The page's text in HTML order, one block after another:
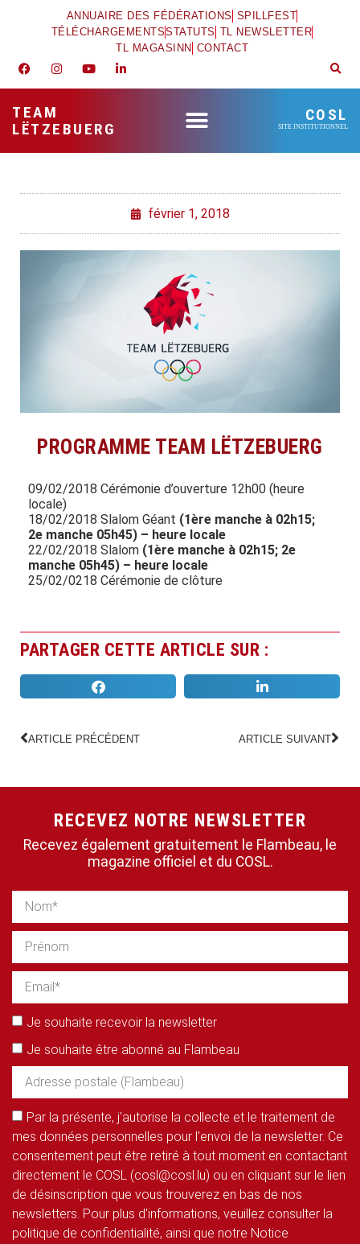
ANNUAIRE DES FÉDÉRATIONS SPILLFEST
TÉLÉCHARGEMENTSSTATUTS TL NEWSLETTER
TL MAGASINN CONTACT
TEAM
LËTZEBUERG
COSL
SITE INSTITUTIONNEL
février 1, 2018
PROGRAMME TEAM LËTZEBUERG
09/02/2018 Cérémonie d’ouverture 12h00 (heure
locale)
18/02/2018 Slalom Géant (1ère manche à 02h15;
2e manche 05h45) – heure locale
22/02/2018 Slalom (1ère manche à 02h15; 2e
manche 05h45) – heure locale
25/02/0218 Cérémonie de clôture
PARTAGER CETTE ARTICLE SUR :
ARTICLE PRÉCÉDENT ARTICLE SUIVANT
RECEVEZ NOTRE NEWSLETTER
Recevez également gratuitement le Flambeau, le
magazine officiel et du COSL.
Je souhaite recevoir la newsletter
Je souhaite être abonné au Flambeau
Par la présente, j'autorise la collecte et le traitement de
mes données personnelles pour l'envoi de la newsletter. Ce
consentement peut être retiré à tout moment en contactant
directement le COSL (cosl@cosl.lu) ou en cliquant sur le lien
de désinscription que vous trouverez en bas de nos
newsletters. Pour plus d'informations, veuillez consulter la
politique de confidentialité, ainsi que notre Notice